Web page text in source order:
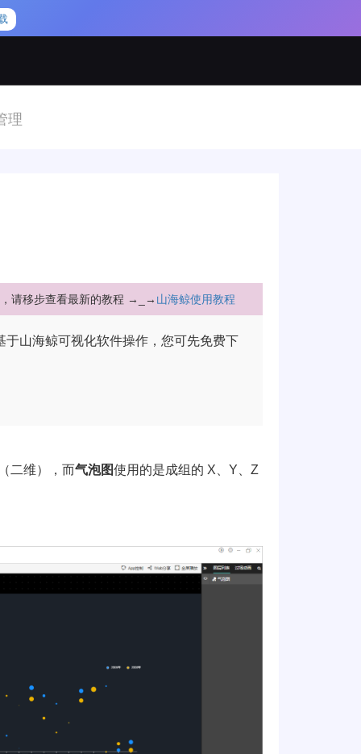
理
，请移步查看最新的教程 →_→ 山海鲸使用教程
山海鲸可视化软件操作，您可先免费下
二维），而气泡图使用的是成组的 X、Y、Z